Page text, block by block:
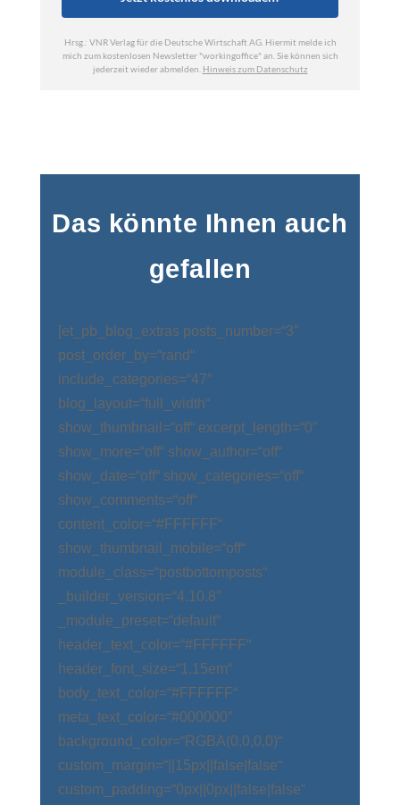
Das könnte Ihnen auch
gefallen
[et_pb_blog_extras posts_number=“3″
post_order_by=“rand“
include_categories=“47″
blog_layout=“full_width“
show_thumbnail=“off“ excerpt_length=“0″
show_more=“off“ show_author=“off“
show_date=“off“ show_categories=“off“
show_comments=“off“
content_color=“#FFFFFF“
show_thumbnail_mobile=“off“
module_class=“postbottomposts“
_builder_version=“4.10.8″
_module_preset=“default“
header_text_color=“#FFFFFF“
header_font_size=“1.15em“
body_text_color=“#FFFFFF“
meta_text_color=“#000000″
background_color=“RGBA(0,0,0,0)“
custom_margin=“||15px||false|false“
custom_padding=“0px||0px||false|false“